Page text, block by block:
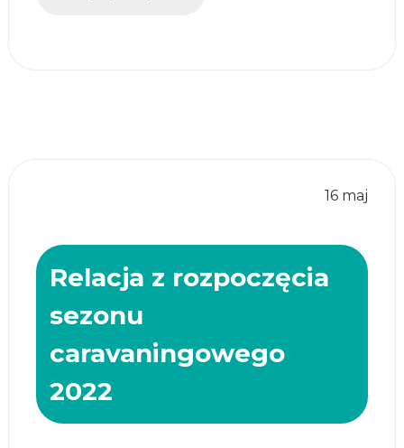
16 maj
Relacja z rozpoczęcia
sezonu
caravaningowego
2022